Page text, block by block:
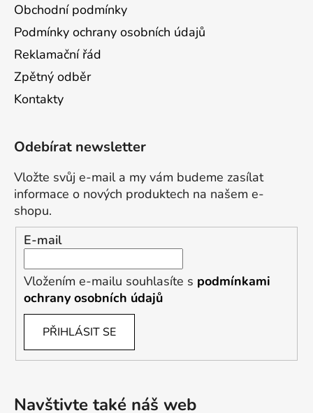
Obchodní podmínky
Podmínky ochrany osobních údajů
Reklamační řád
Zpětný odběr
Kontakty
Odebírat newsletter
Vložte svůj e-mail a my vám budeme zasílat
informace o nových produktech na našem e-
shopu.
E-mail
Vložením e-mailu souhlasíte s podmínkami
ochrany osobních údajů
PŘIHLÁSIT SE
Navštivte také náš web